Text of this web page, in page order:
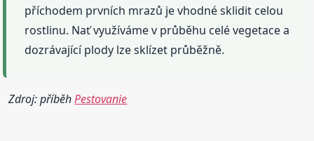
příchodem prvních mrazů je vhodné sklidit celou
rostlinu. Nať využíváme v průběhu celé vegetace a
dozrávající plody lze sklízet průběžně.
Zdroj: příběhPestovanie